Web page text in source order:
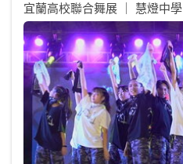
宜蘭高校聯合舞展 ｜ 慧燈中學